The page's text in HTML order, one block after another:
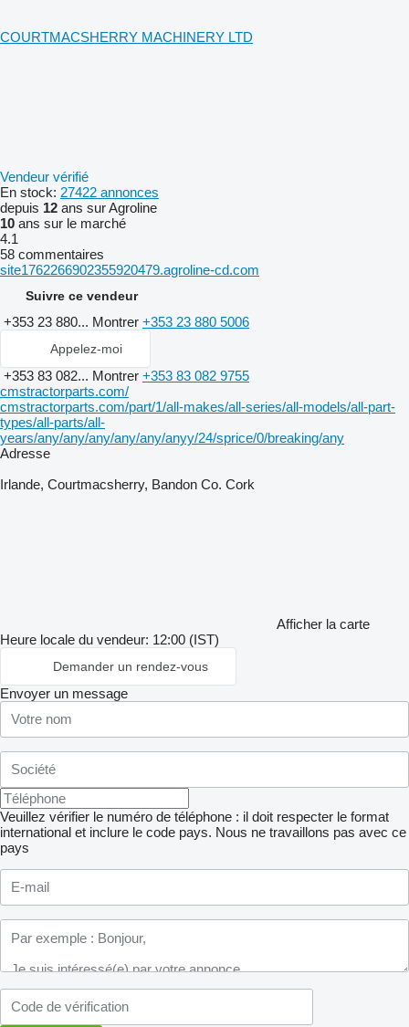
COURTMACSHERRY MACHINERY LTD
Vendeur vérifié
En stock: 27422 annonces
depuis 12 ans sur Agroline
10 ans sur le marché
4.1
58 commentaires
site1762266902355920479.agroline-cd.com
Suivre ce vendeur
+353 23 880... Montrer +353 23 880 5006
Appelez-moi
+353 83 082... Montrer +353 83 082 9755
cmstractorparts.com/
cmstractorparts.com/part/1/all-makes/all-series/all-models/all-part-
types/all-parts/all-
years/any/any/any/any/any/anyy/24/sprice/0/breaking/any
Adresse
Irlande, Courtmacsherry, Bandon Co. Cork
Afficher la carte
Heure locale du vendeur: 12:00 (IST)
Demander un rendez-vous
Envoyer un message
Veuillez vérifier le numéro de téléphone : il doit respecter le format
international et inclure le code pays. Nous ne travaillons pas avec ce
pays